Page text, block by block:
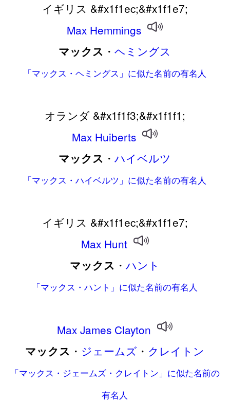
イギリス &#x1f1ec;&#x1f1e7;
Max Hemmings
マックス ・ヘミングス
「マックス・ヘミングス」に似た名前の有名人
オランダ &#x1f1f3;&#x1f1f1;
Max Huiberts
マックス ・ハイベルツ
「マックス・ハイベルツ」に似た名前の有名人
イギリス &#x1f1ec;&#x1f1e7;
Max Hunt
マックス ・ハント
「マックス・ハント」に似た名前の有名人
Max James Clayton
マックス ・ ジェームズ ・ クレイトン
「マックス・ジェームズ・クレイトン」に似た名前の
有名人